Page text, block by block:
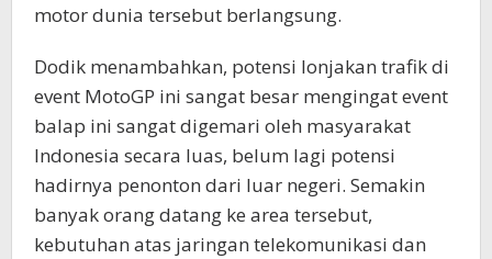
motor dunia tersebut berlangsung.
Dodik menambahkan, potensi lonjakan trafik di
event MotoGP ini sangat besar mengingat event
balap ini sangat digemari oleh masyarakat
Indonesia secara luas, belum lagi potensi
hadirnya penonton dari luar negeri. Semakin
banyak orang datang ke area tersebut,
kebutuhan atas jaringan telekomunikasi dan